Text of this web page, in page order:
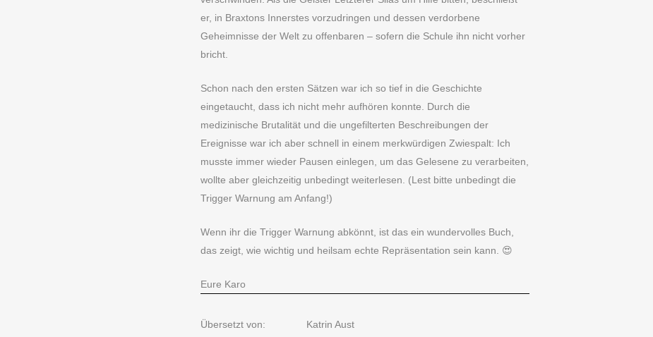
er, in Braxtons Innerstes vorzudringen und dessen verdorbene
Geheimnisse der Welt zu offenbaren – sofern die Schule ihn nicht vorher
bricht.
Schon nach den ersten Sätzen war ich so tief in die Geschichte
eingetaucht, dass ich nicht mehr aufhören konnte. Durch die
medizinische Brutalität und die ungefilterten Beschreibungen der
Ereignisse war ich aber schnell in einem merkwürdigen Zwiespalt: Ich
musste immer wieder Pausen einlegen, um das Gelesene zu verarbeiten,
wollte aber gleichzeitig unbedingt weiterlesen. (Lest bitte unbedingt die
Trigger Warnung am Anfang!)
Wenn ihr die Trigger Warnung abkönnt, ist das ein wundervolles Buch,
das zeigt, wie wichtig und heilsam echte Repräsentation sein kann. 😍
Eure Karo
Übersetzt von: Katrin Aust